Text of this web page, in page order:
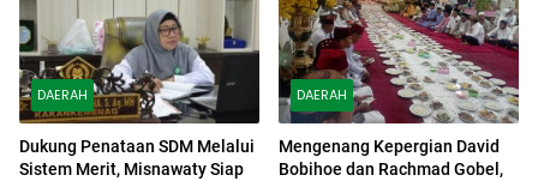
DAERAH
Dukung Penataan SDM Melalui
Sistem Merit, Misnawaty Siap
DAERAH
Mengenang Kepergian David
Bobihoe dan Rachmad Gobel,